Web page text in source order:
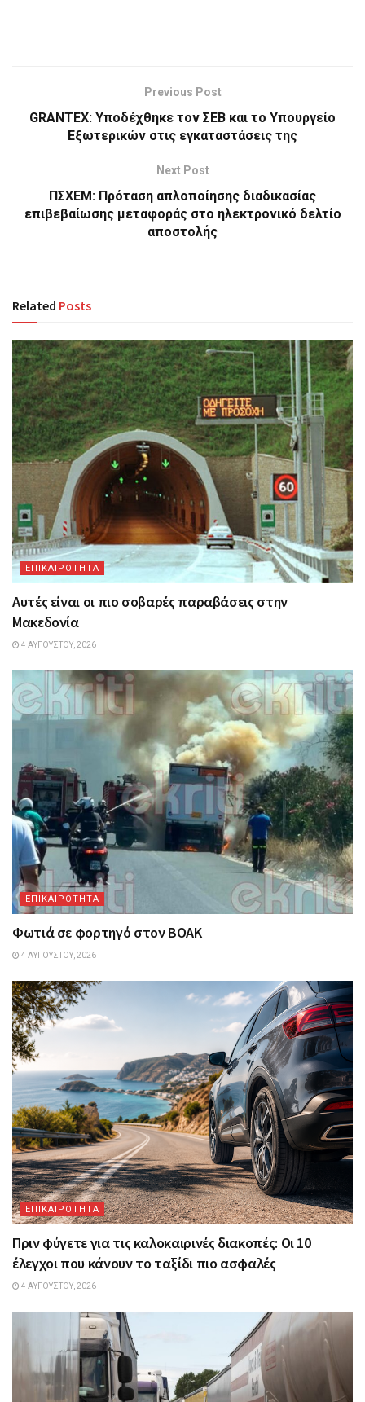
Previous Post
GRANTEX: Υποδέχθηκε τον ΣΕΒ και το Υπουργείο
Εξωτερικών στις εγκαταστάσεις της
Next Post
ΠΣΧΕΜ: Πρόταση απλοποίησης διαδικασίας
επιβεβαίωσης μεταφοράς στο ηλεκτρονικό δελτίο
αποστολής
Related Posts
ΕΠΙΚΑΙΡΟΤΗΤΑ
Αυτές είναι οι πιο σοβαρές παραβάσεις στην
Μακεδονία
4 ΑΥΓΟΎΣΤΟΥ, 2026
ΕΠΙΚΑΙΡΟΤΗΤΑ
Φωτιά σε φορτηγό στον ΒΟΑΚ
4 ΑΥΓΟΎΣΤΟΥ, 2026
ΕΠΙΚΑΙΡΟΤΗΤΑ
Πριν φύγετε για τις καλοκαιρινές διακοπές: Οι 10
έλεγχοι που κάνουν το ταξίδι πιο ασφαλές
4 ΑΥΓΟΎΣΤΟΥ, 2026